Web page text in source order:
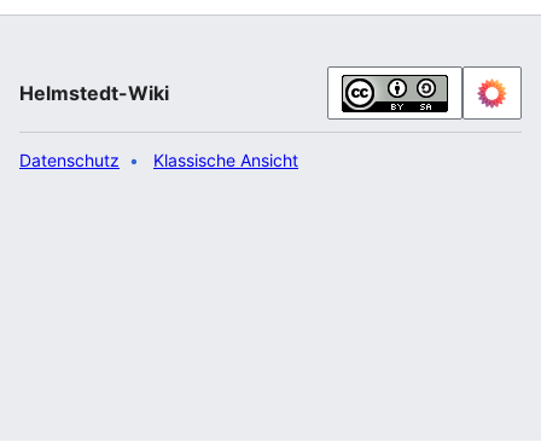
Helmstedt-Wiki
Datenschutz Klassische Ansicht